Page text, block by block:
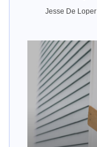
Jesse De Loper